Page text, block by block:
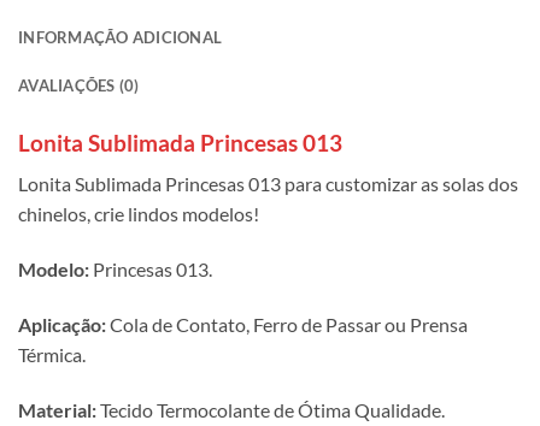
INFORMAÇÃO ADICIONAL
AVALIAÇÕES (0)
Lonita Sublimada Princesas 013
Lonita Sublimada Princesas 013 para customizar as solas dos
chinelos, crie lindos modelos!
Modelo: Princesas 013.
Aplicação:Cola de Contato, Ferro de Passar ou Prensa
Térmica.
Material:Tecido Termocolante de Ótima Qualidade.